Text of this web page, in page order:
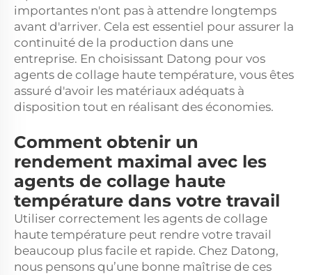
importantes n'ont pas à attendre longtemps
avant d'arriver. Cela est essentiel pour assurer la
continuité de la production dans une
entreprise. En choisissant Datong pour vos
agents de collage haute température, vous êtes
assuré d'avoir les matériaux adéquats à
disposition tout en réalisant des économies.
Comment obtenir un
rendement maximal avec les
agents de collage haute
température dans votre travail
Utiliser correctement les agents de collage
haute température peut rendre votre travail
beaucoup plus facile et rapide. Chez Datong,
nous pensons qu’une bonne maîtrise de ces